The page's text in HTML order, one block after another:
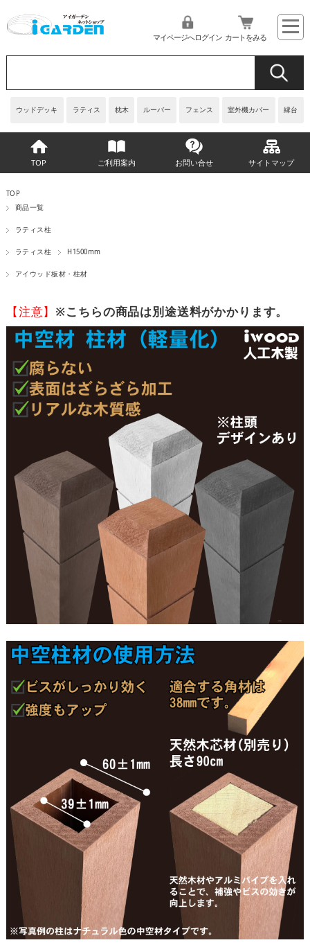
ウッドデッキ ラティス 枕木 ルーバー フェンス 室外機カバー 縁台
マイページへログイン カートをみる
TOP ご利用案内 お問い合せ サイトマップ
TOP
商品一覧
ラティス柱
ラティス柱 H1500mm
アイウッド板材・柱材
【注意】 ※こちらの商品は別途送料がかかります。